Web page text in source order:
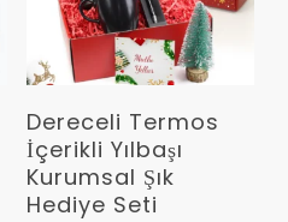
Devamını Oku
Dereceli Termos
İçerikli Yılbaşı
Kurumsal Şık
Hediye Seti